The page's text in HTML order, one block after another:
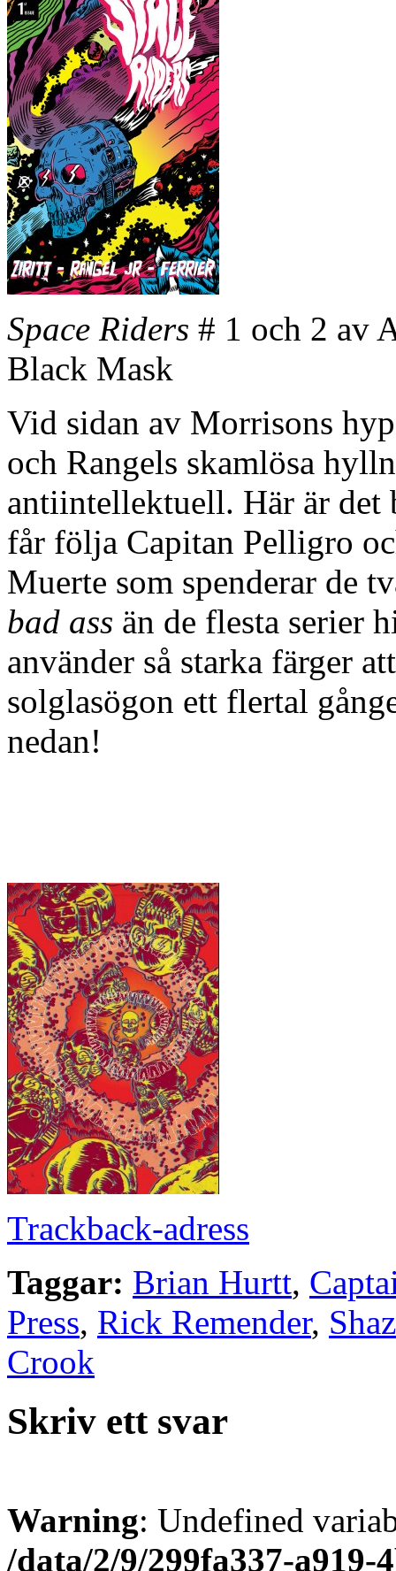
Space Riders # 1 och 2 av
Black Mask
Vid sidan av Morrisons
och Rangels skamlösa
antiintellektuell. Här är det
får följa Capitan Pelligro
Muerte som spenderar de
bad ass än de flesta serier
använder så starka färger
solglasögon ett flertal
nedan!
Trackback-adress
Taggar: Brian Hurtt,
Press, Rick Remender,
Crook
Skriv ett svar
Warning: Undefined
/data/2/9/299fa337-a919-